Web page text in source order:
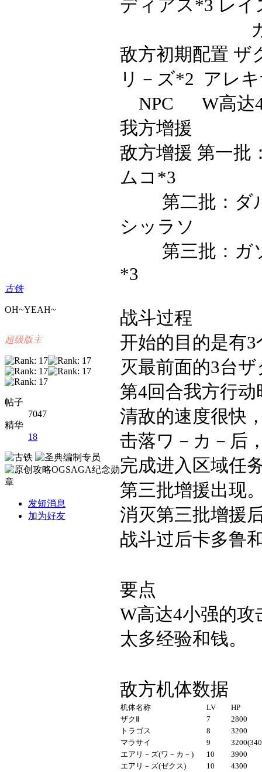
古铁
OH~YEAH~
超级版主
帖子
7047
精华
18
发短消息
加为好友
ディアス*3 レ
敌方初期配置 ザ
リ－ズ*2 アレ
NPC W高达
我方增援
敌方增援 第一批
ムコ *3
第二批：
シッラソ
第三批： ガ
*3
战斗过程
开始的目的是有
灭最前面的3台ザ
第4回合我方行动
清敌的速度很快
击落ワ－カ－后
完成进入区域任
第三批增援出现
消灭第三批增援
战斗过后卡多鲁
要点
W高达4小强的攻
太多经验和钱。
敌方机体数据
机体名称 LV
HP
ザクⅡ
7
2800
トラゴス
8
3200
マラサイ
9
エアリ－ズ(ワ－カ－ ) 10
3900
エアリ－ズ(ゼクス)
10
4300